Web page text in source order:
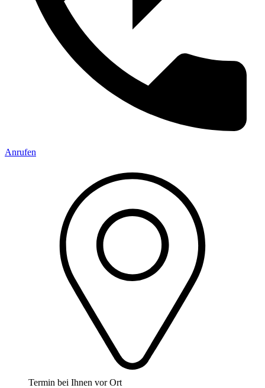
Anrufen
Termin bei Ihnen vor Ort